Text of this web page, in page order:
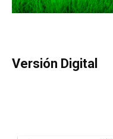
Versión Digital